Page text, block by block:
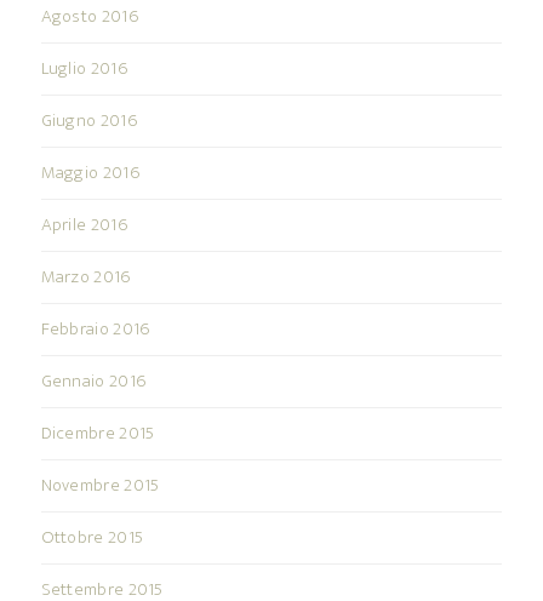
Agosto 2016
Luglio 2016
Giugno 2016
Maggio 2016
Aprile 2016
Marzo 2016
Febbraio 2016
Gennaio 2016
Dicembre 2015
Novembre 2015
Ottobre 2015
Settembre 2015